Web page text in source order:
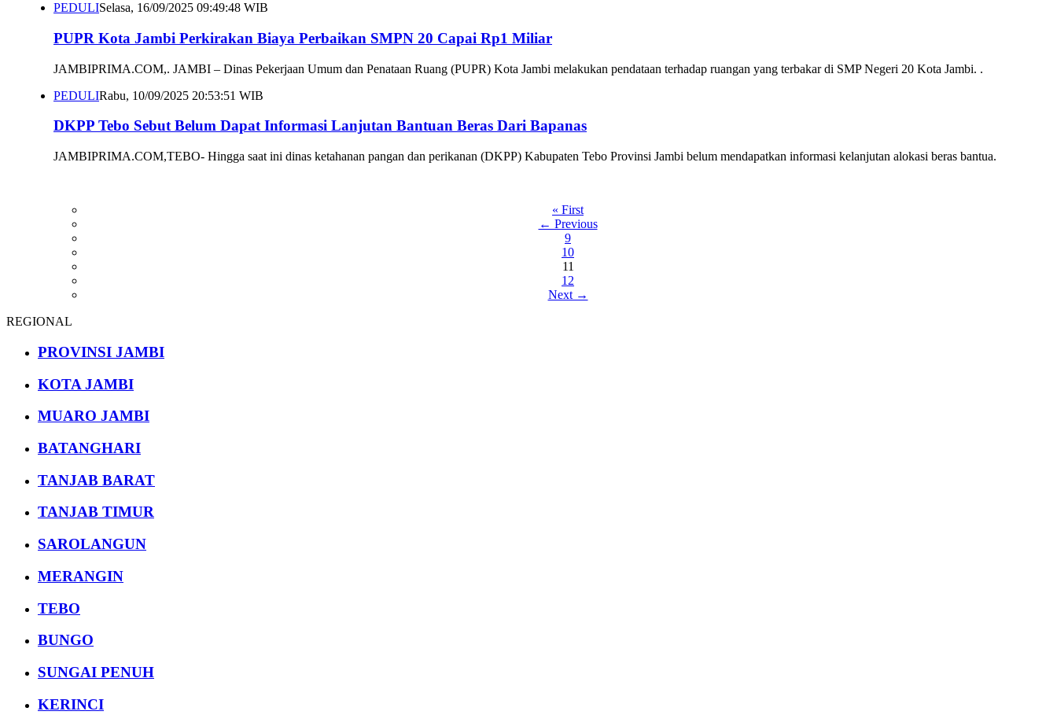
PEDULISelasa, 16/09/2025 09:49:48 WIB
PUPR Kota Jambi Perkirakan Biaya Perbaikan SMPN 20 Capai Rp1 Miliar
JAMBIPRIMA.COM,. JAMBI – Dinas Pekerjaan Umum dan Penataan Ruang (PUPR) Kota Jambi melakukan pendataan terhadap ruangan yang terbakar di SMP Negeri 20 Kota Jambi. .
PEDULIRabu, 10/09/2025 20:53:51 WIB
DKPP Tebo Sebut Belum Dapat Informasi Lanjutan Bantuan Beras Dari Bapanas
JAMBIPRIMA.COM,TEBO- Hingga saat ini dinas ketahanan pangan dan perikanan (DKPP) Kabupaten Tebo Provinsi Jambi belum mendapatkan informasi kelanjutan alokasi beras bantua.
« First
← Previous
9
10
11
12
Next →
REGIONAL
PROVINSI JAMBI
KOTA JAMBI
MUARO JAMBI
BATANGHARI
TANJAB BARAT
TANJAB TIMUR
SAROLANGUN
MERANGIN
TEBO
BUNGO
SUNGAI PENUH
KERINCI